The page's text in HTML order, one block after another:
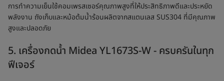
การทำความเย็นใช้คอมเพรสเซอร์คุณภาพสูงที่ให้ประสิทธิภาพดีและประหยัด
พลังงาน ถังเก็บและหม้อต้มน้ำร้อนผลิตจากสแตนเลส SUS304 ที่มีคุณภาพ
สูงและปลอดภัย
5. เครื่องกดน้ำ Midea YL1673S-W - ครบครันในทุก
ฟีเจอร์